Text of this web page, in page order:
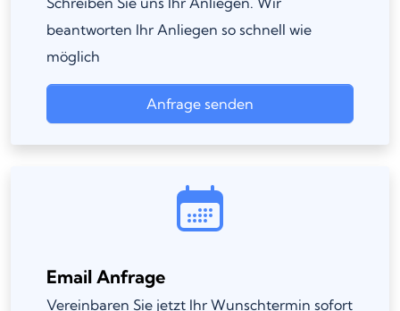
beantworten Ihr Anliegen so schnell wie
möglich
Anfrage senden
Email Anfrage
Vereinbaren Sie jetzt Ihr Wunschtermin sofort